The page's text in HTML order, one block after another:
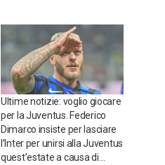
Ultime notizie: voglio giocare
per la Juventus. Federico
Dimarco insiste per lasciare
l’Inter per unirsi alla Juventus
quest’estate a causa di…